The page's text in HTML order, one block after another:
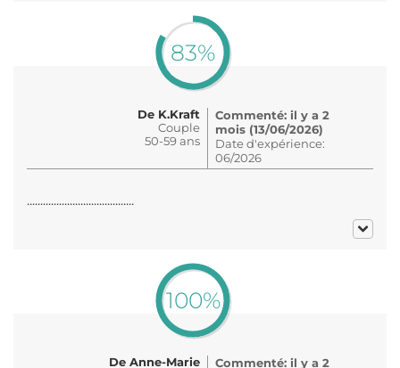
83%
De K.Kraft
Couple
50-59 ans
Commenté: il y a 2
mois (13/06/2026)
Date d'expérience:
06/2026
........................................
100%
De Anne-Marie
Commenté: il y a 2